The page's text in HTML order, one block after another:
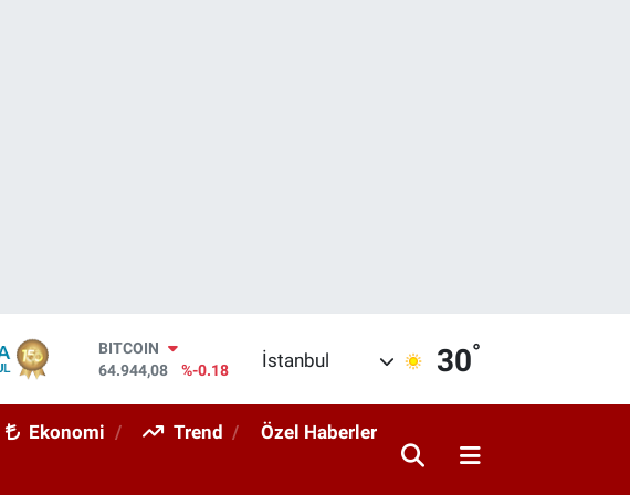
DOLAR
47,7436
%0.18
STERLİN
İstanbul 30°
Ekonomi Trend Özel Haberler